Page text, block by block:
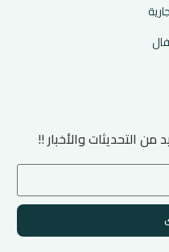
التحديثات والأخبار !!